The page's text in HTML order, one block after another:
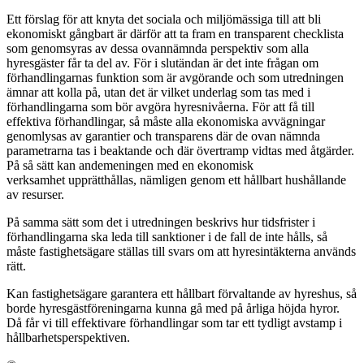
Ett förslag för att knyta det sociala och miljömässiga till att bli
ekonomiskt gångbart är därför att ta fram en transparent checklista
som genomsyras av dessa ovannämnda perspektiv som alla
hyresgäster får ta del av. För i slutändan är det inte frågan om
förhandlingarnas funktion som är avgörande och som utredningen
ämnar att kolla på, utan det är vilket underlag som tas med i
förhandlingarna som bör avgöra hyresnivåerna. För att få till
effektiva förhandlingar, så måste alla ekonomiska avvägningar
genomlysas av garantier och transparens där de ovan nämnda
parametrarna tas i beaktande och där övertramp vidtas med åtgärder.
På så sätt kan andemeningen med en ekonomisk
verksamhet upprätthållas, nämligen genom ett hållbart hushållande
av resurser.
På samma sätt som det i utredningen beskrivs hur tidsfrister i
förhandlingarna ska leda till sanktioner i de fall de inte hålls, så
måste fastighetsägare ställas till svars om att hyresintäkterna används
rätt.
Kan fastighetsägare garantera ett hållbart förvaltande av hyreshus, så
borde hyresgästföreningarna kunna gå med på årliga höjda hyror.
Då får vi till effektivare förhandlingar som tar ett tydligt avstamp i
hållbarhetsperspektiven.